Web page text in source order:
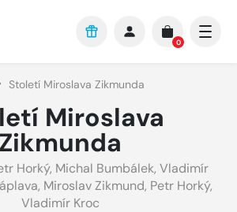
0
Století Miroslava Zikmunda
Miroslava
Zikmunda
Horký, Michal Bumbálek, Vladimír
, Miroslav Zikmund, Petr Horký,
Vladimír Kroc